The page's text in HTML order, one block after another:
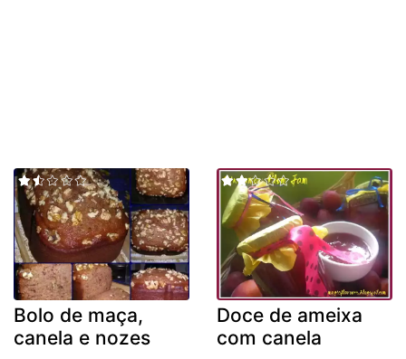
Bolo de maça,
canela e nozes
Doce de ameixa
com canela